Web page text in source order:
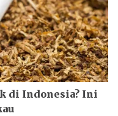
di Indonesia? Ini